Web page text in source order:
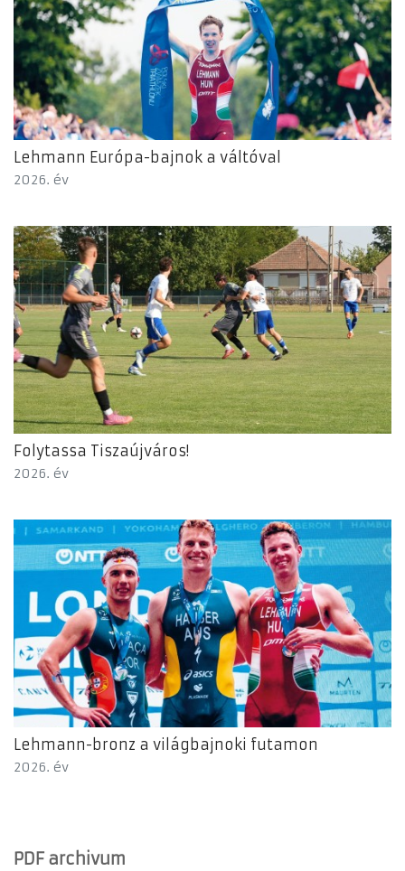
Lehmann Európa-bajnok a váltóval
2026. év
Folytassa Tiszaújváros!
2026. év
Lehmann-bronz a világbajnoki futamon
2026. év
PDF archivum